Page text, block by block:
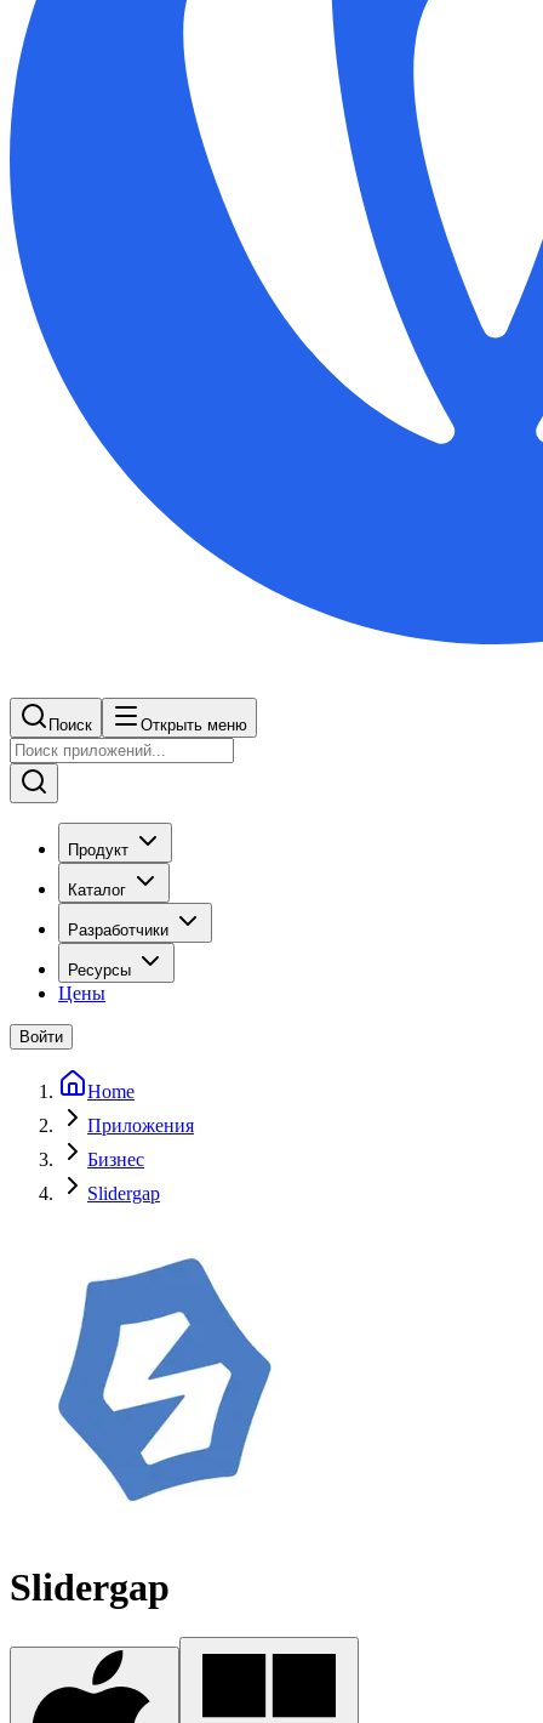
Поиск Открыть меню
Продукт
Каталог
Разработчики
Ресурсы
Цены
Войти
Home
Приложения
Бизнес
Slidergap
Slidergap